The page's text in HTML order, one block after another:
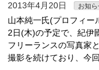
2013年4月20日 お知
山本純一氏(プロフィー
2日(木)の予定で、紀伊
フリーランスの写真家
撮影を続けており、今